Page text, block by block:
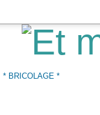
* BRICOLAGE *